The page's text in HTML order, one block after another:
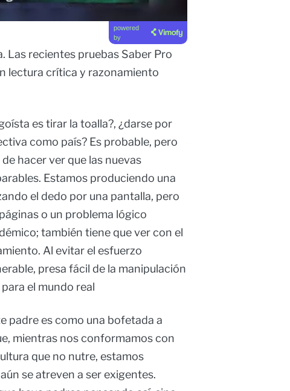
powered
by
Las recientes pruebas Saber Pro
lectura crítica y razonamiento
es tirar la toalla?, ¿darse por
como país? Es probable, pero
hacer ver que las nuevas
Estamos produciendo una
el dedo por una pantalla, pero
o un problema lógico
también tiene que ver con el
Al evitar el esfuerzo
presa fácil de la manipulación
el mundo real
padre es como una bofetada a
mientras nos conformamos con
que no nutre, estamos
se atreven a ser exigentes.